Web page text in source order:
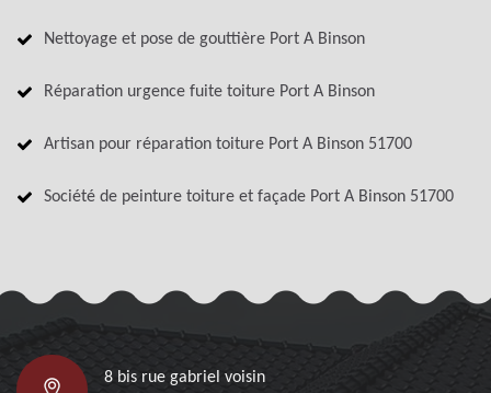
Nettoyage et pose de gouttière Port A Binson
Réparation urgence fuite toiture Port A Binson
Artisan pour réparation toiture Port A Binson 51700
Société de peinture toiture et façade Port A Binson 51700
8 bis rue gabriel voisin